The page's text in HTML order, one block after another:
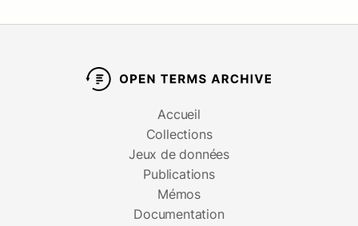
Accueil
Collections
Jeux de données
Publications
Mémos
Documentation